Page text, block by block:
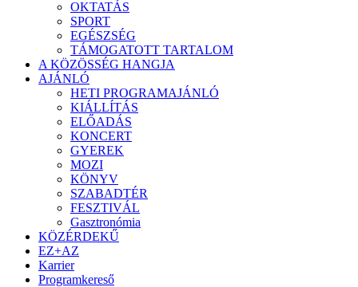
OKTATÁS
SPORT
EGÉSZSÉG
TÁMOGATOTT TARTALOM
A KÖZÖSSÉG HANGJA
AJÁNLÓ
HETI PROGRAMAJÁNLÓ
KIÁLLÍTÁS
ELŐADÁS
KONCERT
GYEREK
MOZI
KÖNYV
SZABADTÉR
FESZTIVÁL
Gasztronómia
KÖZÉRDEKŰ
EZ+AZ
Karrier
Programkereső